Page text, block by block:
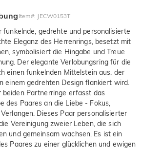
Item#: JECW0153T
funkelnde, gedrehte und personalisierte
Eleganz des Herrenrings, besetzt mit
symbolisiert die Hingabe und Treue
Der elegante Verlobungsring für die
einen funkelnden Mittelstein aus, der
einem gedrehten Design flankiert wird.
beiden Partnerringe erfasst das
des Paares an die Liebe - Fokus,
Dieses Paar personalisierter
Vereinigung zweier Leben, die sich
und gemeinsam wachsen. Es ist ein
Paares zu einer glücklichen und ewigen